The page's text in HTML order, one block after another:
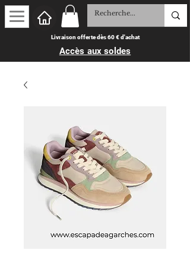
Livraison offerte dès 60 € d'achat
Accès aux soldes